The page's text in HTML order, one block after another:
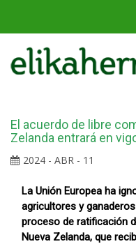
El acuerdo de libre
Zelanda entrará en
2024 - ABR - 11
La Unión Europea ha
agricultores y
proceso de ratificación
Nueva Zelanda, que